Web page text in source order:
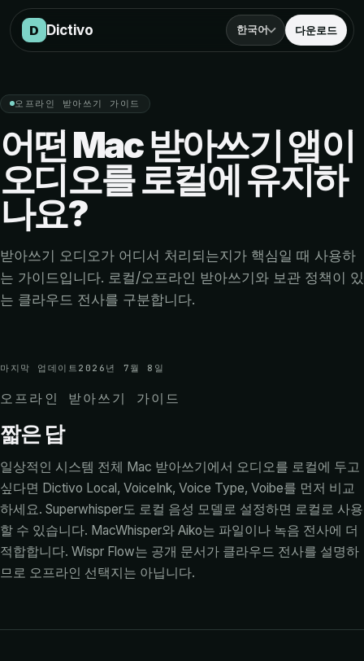
Mac 오프라인 받아쓰기
D Dictivo 한국어 다운로드
오프라인 받아쓰기 가이드
어떤 Mac 받아쓰기 앱이
오디오를 로컬에 유지하
나요?
받아쓰기 오디오가 어디서 처리되는지가 핵심일 때 사용하
는 가이드입니다. 로컬/오프라인 받아쓰기와 보관 정책이 있
는 클라우드 전사를 구분합니다.
마지막 업데이트 2026년 7월 8일
오프라인 받아쓰기 가이드
짧은 답
일상적인 시스템 전체 Mac 받아쓰기에서 오디오를 로컬에 두고
싶다면 Dictivo Local, VoiceInk, Voice Type, Voibe를 먼저 비교
하세요. Superwhisper도 로컬 음성 모델로 설정하면 로컬로 사용
할 수 있습니다. MacWhisper와 Aiko는 파일이나 녹음 전사에 더
적합합니다. Wispr Flow는 공개 문서가 클라우드 전사를 설명하
므로 오프라인 선택지는 아닙니다.